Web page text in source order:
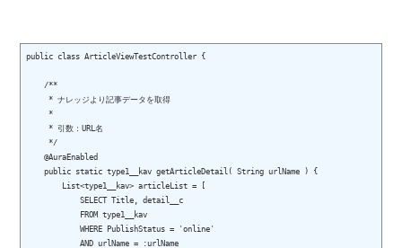
public class ArticleViewTestController {
    /**
     * ナレッジより記事データを取得
     *
     * 引数：URL名
     */
    @AuraEnabled
    public static type1__kav getArticleDetail( String urlName ) {
        List<type1__kav> articleList = [
            SELECT Title, detail__c
            FROM type1__kav
            WHERE PublishStatus = 'online'
            AND urlName = :urlName